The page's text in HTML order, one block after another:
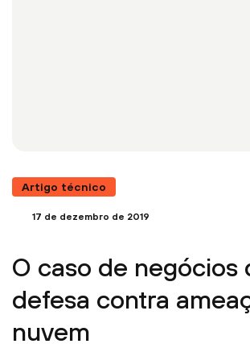
Artigo técnico
17 de dezembro de 2019
O caso de negócios
defesa contra
nuvem